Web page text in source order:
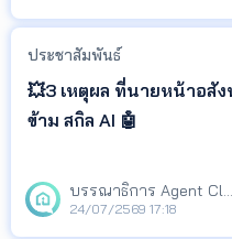
ประชาสัมพันธ์
💥3 เหตุผล ที่นายหน้าอสัง
ข้าม สกิล AI 🤖
24/07/2569 17:18